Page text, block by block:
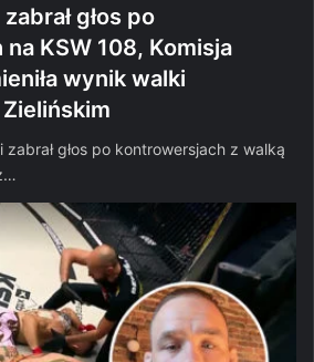
głos po
KSW 108, Komisja
wynik walki
głos po kontrowersjach z walką